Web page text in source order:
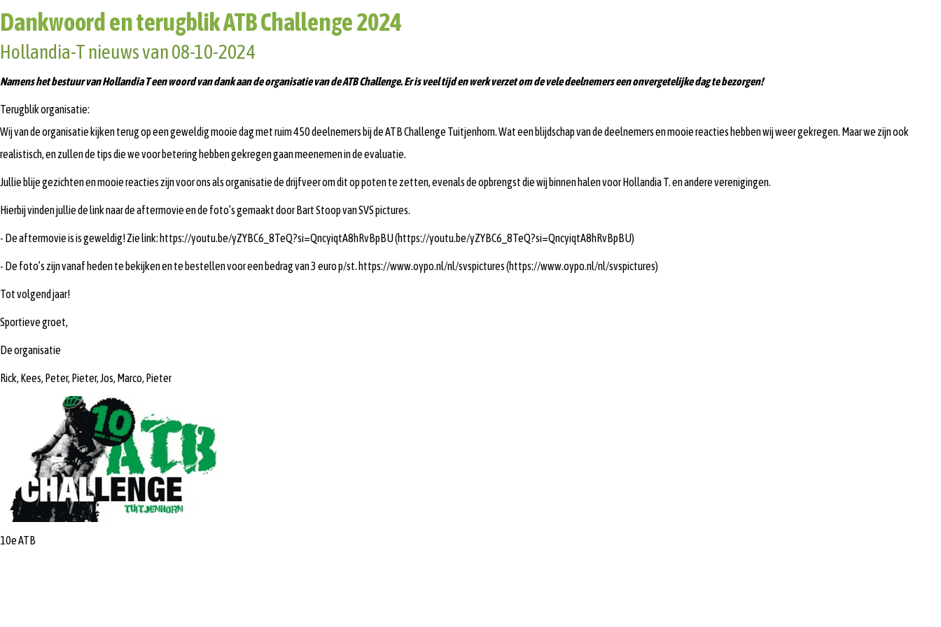
Dankwoord en terugblik ATB Challenge 2024
Hollandia-T nieuws van 08-10-2024
Namens het bestuur van Hollandia T een woord van dank aan de organisatie van de ATB Challenge. Er is veel tijd en werk verzet om de vele deelnemers een onvergetelijke dag te bezorgen!
Terugblik organisatie:
Wij van de organisatie kijken terug op een geweldig mooie dag met ruim 450 deelnemers bij de ATB Challenge Tuitjenhorn. Wat een blijdschap van de deelnemers en mooie reacties hebben wij weer gekregen. Maar we zijn ook
realistisch, en zullen de tips die we voor betering hebben gekregen gaan meenemen in de evaluatie.
Jullie blije gezichten en mooie reacties zijn voor ons als organisatie de drijfveer om dit op poten te zetten, evenals de opbrengst die wij binnen halen voor Hollandia T. en andere verenigingen.
Hierbij vinden jullie de link naar de aftermovie en de foto’s gemaakt door Bart Stoop van SVS pictures.
- De aftermovie is is geweldig! Zie link: https://youtu.be/yZYBC6_8TeQ?si=QncyiqtA8hRvBpBU (https://youtu.be/yZYBC6_8TeQ?si=QncyiqtA8hRvBpBU)
- De foto’s zijn vanaf heden te bekijken en te bestellen voor een bedrag van 3 euro p/st. https://www.oypo.nl/nl/svspictures (https://www.oypo.nl/nl/svspictures)
Tot volgend jaar!
Sportieve groet,
De organisatie
Rick, Kees, Peter, Pieter, Jos, Marco, Pieter
10e ATB